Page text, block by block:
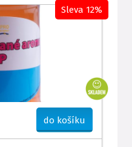
do košíku
Sleva 12%